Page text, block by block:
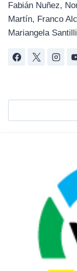
Fabián Nuñez,
Martín, Franco
Mariangela Santilli